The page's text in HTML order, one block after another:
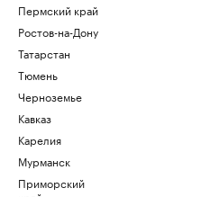
Пермский край
Ростов-на-Дону
Татарстан
Тюмень
Черноземье
Кавказ
Карелия
Мурманск
Приморский